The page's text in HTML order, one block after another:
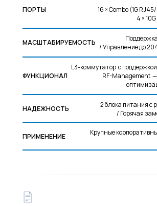
ПОРТЫ
МАСШТАБИРУЕМОСТЬ
ФУНКЦИОНАЛ
ПРИМЕНЕНИЕ
НАДЕЖНОСТЬ
16 × Combo (1G RJ45/
4 ×
/ Управление до
L3-коммутатор с поддержкой
RF-Management
Крупные
2 блока питания с
/ Горячая